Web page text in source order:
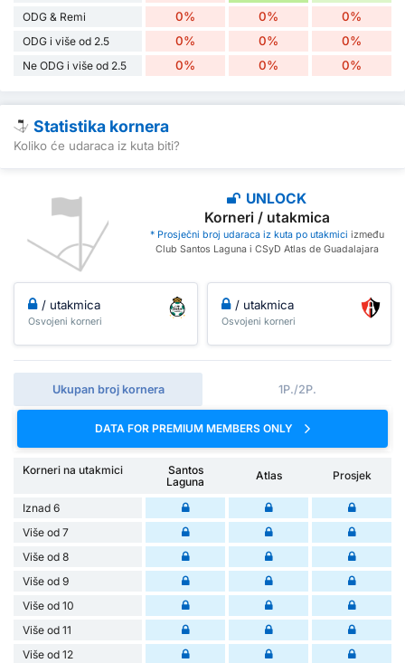
ODG & Remi 0% 0% 0%
ODG i više od 2.5 0% 0% 0%
Ne ODG i više od 2.5 0% 0% 0%
Statistika kornera
Koliko će udaraca iz kuta biti?
UNLOCK
Korneri / utakmica
* Prosječni broj udaraca iz kuta po utakmici između
Club Santos Laguna i CSyD Atlas de Guadalajara
/ utakmica
Osvojeni korneri
/ utakmica
Osvojeni korneri
Ukupan broj kornera 1P./2P.
DATA FOR PREMIUM MEMBERS ONLY
Korneri na utakmici
Santos
Laguna
Atlas Prosjek
Iznad 6
Više od 7
Više od 8
Više od 9
Više od 10
Više od 11
Više od 12